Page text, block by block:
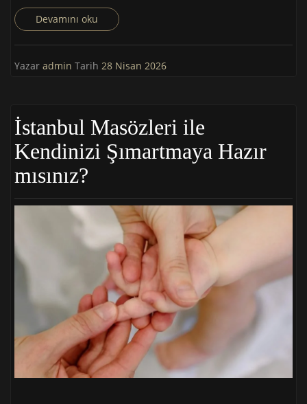
Devamını oku
Yazar admin Tarih 28 Nisan 2026
İstanbul Masözleri ile
Kendinizi Şımartmaya Hazır
mısınız?